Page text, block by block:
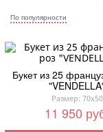
По популярности
Букет из 25
Размер: 70x50
11 950